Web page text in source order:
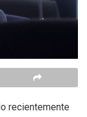
recientemente